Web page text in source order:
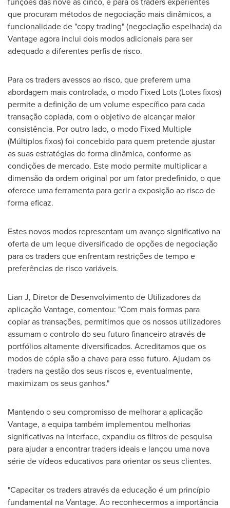
que procuram métodos de negociação mais dinâmicos, a
funcionalidade de "copy trading" (negociação espelhada) da
Vantage agora inclui dois modos adicionais para ser
adequado a diferentes perfis de risco.
Para os traders avessos ao risco, que preferem uma
abordagem mais controlada, o modo Fixed Lots (Lotes fixos)
permite a definição de um volume específico para cada
transação copiada, com o objetivo de alcançar maior
consistência. Por outro lado, o modo Fixed Multiple
(Múltiplos fixos) foi concebido para quem pretende ajustar
as suas estratégias de forma dinâmica, conforme as
condições de mercado. Este modo permite multiplicar a
dimensão da ordem original por um fator predefinido, o que
oferece uma ferramenta para gerir a exposição ao risco de
forma eficaz.
Estes novos modos representam um avanço significativo na
oferta de um leque diversificado de opções de negociação
para os traders que enfrentam restrições de tempo e
preferências de risco variáveis.
Lian J, Diretor de Desenvolvimento de Utilizadores da
aplicação Vantage, comentou: "Com mais formas para
copiar as transações, permitimos que os nossos utilizadores
assumam o controlo do seu futuro financeiro através de
portfólios altamente diversificados. Acreditamos que os
modos de cópia são a chave para esse futuro. Ajudam os
traders na gestão dos seus riscos e, eventualmente,
maximizam os seus ganhos."
Mantendo o seu compromisso de melhorar a aplicação
Vantage, a equipa também implementou melhorias
significativas na interface, expandiu os filtros de pesquisa
para ajudar a encontrar traders ideais e lançou uma nova
série de vídeos educativos para orientar os seus clientes.
"Capacitar os traders através da educação é um princípio
fundamental na Vantage. Ao reconhecermos a importância